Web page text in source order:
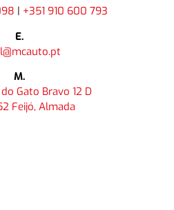
| +351 910 600 793
E.
M.
Gato Bravo 12 D
Feijó, Almada